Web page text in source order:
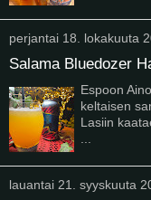
perjantai 18. lokakuuta
Salama Bluedozer
Espoon
keltaisen
Lasiin
lauantai 21. syyskuuta